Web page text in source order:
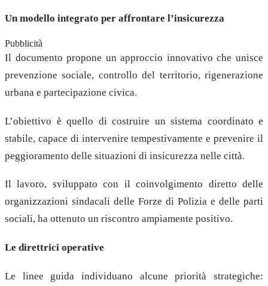
Un modello integrato per affrontare l’insicurezza
Pubblicità
Il documento propone un approccio innovativo che unisce
prevenzione sociale, controllo del territorio, rigenerazione
urbana e partecipazione civica.
L’obiettivo è quello di costruire un sistema coordinato e
stabile, capace di intervenire tempestivamente e prevenire il
peggioramento delle situazioni di insicurezza nelle città.
Il lavoro, sviluppato con il coinvolgimento diretto delle
organizzazioni sindacali delle Forze di Polizia e delle parti
sociali, ha ottenuto un riscontro ampiamente positivo.
Le direttrici operative
Le linee guida individuano alcune priorità strategiche: